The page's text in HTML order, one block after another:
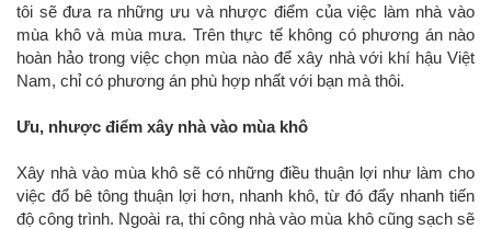
tôi sẽ đưa ra những ưu và nhược điểm của việc làm nhà vào
mùa khô và mùa mưa. Trên thực tế không có phương án nào
hoàn hảo trong việc chọn mùa nào để xây nhà với khí hậu Việt
Nam, chỉ có phương án phù hợp nhất với bạn mà thôi.
Ưu, nhược điểm xây nhà vào mùa khô
Xây nhà vào mùa khô sẽ có những điều thuận lợi như làm cho
việc đổ bê tông thuận lợi hơn, nhanh khô, từ đó đẩy nhanh tiến
độ công trình. Ngoài ra, thi công nhà vào mùa khô cũng sạch sẽ